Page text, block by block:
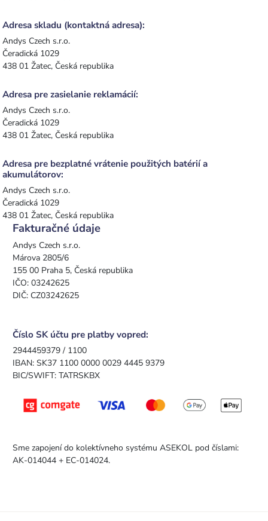
Adresa skladu (kontaktná adresa):
Andys Czech s.r.o.
Čeradická 1029
438 01 Žatec, Česká republika
Adresa pre zasielanie reklamácií:
Andys Czech s.r.o.
Čeradická 1029
438 01 Žatec, Česká republika
Adresa pre bezplatné vrátenie použitých batérií a
akumulátorov:
Andys Czech s.r.o.
Čeradická 1029
438 01 Žatec, Česká republika
Fakturačné údaje
Andys Czech s.r.o.
Márova 2805/6
155 00 Praha 5, Česká republika
IČO: 03242625
DIČ: CZ03242625
Číslo SK účtu pre platby vopred:
2944459379 / 1100
IBAN: SK37 1100 0000 0029 4445 9379
BIC/SWIFT: TATRSKBX
Sme zapojení do kolektívneho systému ASEKOL pod číslami:
AK-014044 + EC-014024.